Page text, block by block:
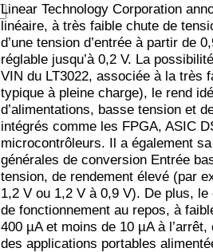
Linear Technology Corporation
linéaire, à très faible chute de
d’une tension d’entrée à partir de
réglable jusqu’à 0,2 V. La
VIN du LT3022, associée à la très
typique à pleine charge), le rend
d’alimentations, basse tension et
intégrés comme les FPGA, ASIC
microcontrôleurs. Il a également
générales de conversion Entrée
tension, de rendement élevé (par
1,2 V ou 1,2 V à 0,9 V). De plus,
de fonctionnement au repos, à
400 µA et moins de 10 µA à
des applications portables